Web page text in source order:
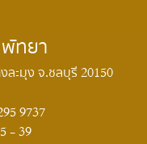
ทยา
ละมุง จ.ชลบุรี 20150
9737
- 39